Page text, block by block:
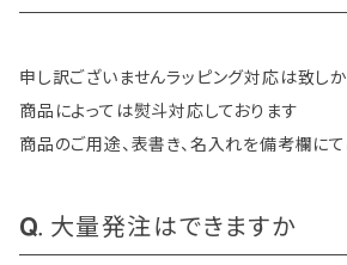
申し訳ございませんラッピング対応は致し
商品によっては熨斗対応しております
商品のご用途、表書き、名入れを備考欄に
大量発注はできますか